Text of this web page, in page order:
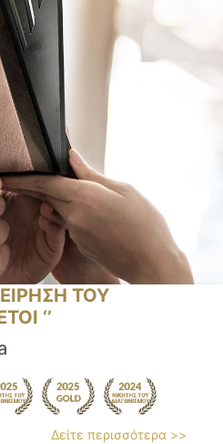
ΤΟΥ
‘’
Δείτε περισσότερα >>